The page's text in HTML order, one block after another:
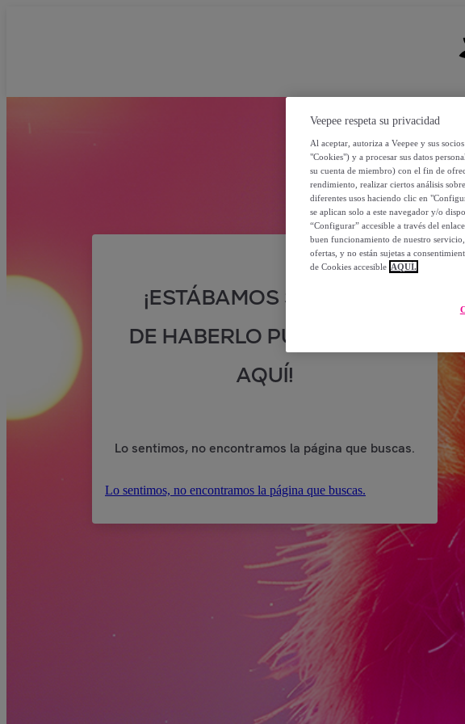
¡ESTÁBAMOS SEGUROS
DE HABERLO PUESTO POR
AQUÍ!
Lo sentimos, no encontramos la página que buscas.
Lo sentimos, no encontramos la página que buscas.
Veepee respeta su privacidad
Al aceptar, autoriza a Veepee y sus
"Cookies") y a procesar sus datos
su cuenta de miembro) con el fin de
rendimiento, realizar ciertos análisis
diferentes usos haciendo clic en
se aplican solo a este navegador y/o
“Configurar” accesible a través del
buen funcionamiento de nuestro
ofertas, y no están sujetas a
de Cookies accesible AQUÍ.